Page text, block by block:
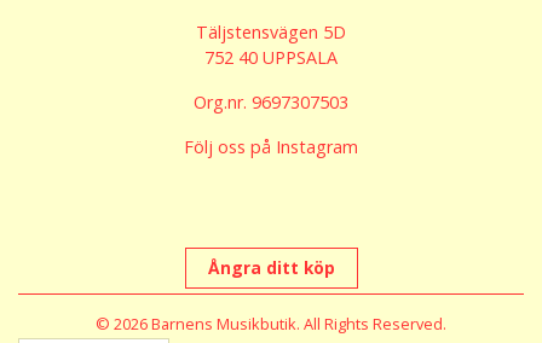
Täljstensvägen 5D
752 40 UPPSALA
Org.nr. 9697307503
Följ oss på Instagram
Ångra ditt köp
© 2026 Barnens Musikbutik. All Rights Reserved.